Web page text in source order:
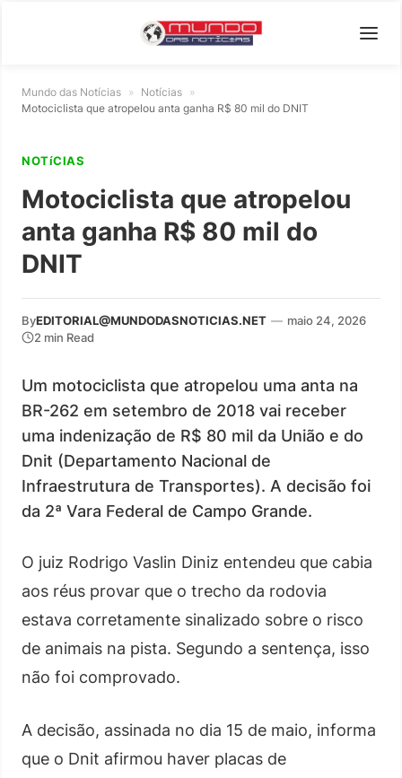
Mundo das Notícias » Notícias »
Motociclista que atropelou anta ganha R$ 80 mil do DNIT
NOTíCIAS
Motociclista que atropelou
anta ganha R$ 80 mil do
DNIT
ByEDITORIAL@MUNDODASNOTICIAS.NET — maio 24, 2026
2 min Read
Um motociclista que atropelou uma anta na
BR-262 em setembro de 2018 vai receber
uma indenização de R$ 80 mil da União e do
Dnit (Departamento Nacional de
Infraestrutura de Transportes). A decisão foi
da 2ª Vara Federal de Campo Grande.
O juiz Rodrigo Vaslin Diniz entendeu que cabia
aos réus provar que o trecho da rodovia
estava corretamente sinalizado sobre o risco
de animais na pista. Segundo a sentença, isso
não foi comprovado.
A decisão, assinada no dia 15 de maio, informa
que o Dnit afirmou haver placas de